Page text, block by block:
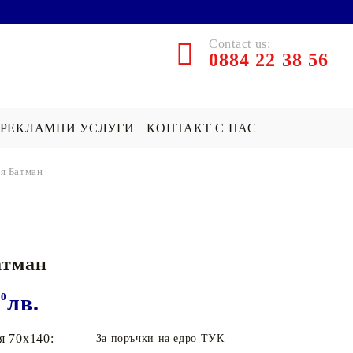
Contact us:
0884 22 38 56
РЕКЛАМНИ УСЛУГИ КОНТАКТ С НАС
Батман
лв.
70х140: За поръчки на едро ТУК